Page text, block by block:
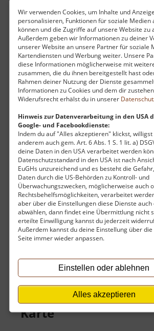
Wir verwenden Cookies, um Inhalte und
personalisieren, Funktionen für soziale Medien
können und die Zugriffe auf unsere Website zu
Außerdem geben wir Informationen zu deiner
unserer Website an unsere Partner für soziale
Kartendiensten und Werbung weiter. Unsere
diese Informationen möglicherweise mit
zusammen, die du ihnen bereitgestellt hast
Rahmen deiner Nutzung der Dienste
Informationen zu Cookies und dem dir
Widerufsrecht erhälst du in unserer
Hinweis zur Datenverarbeitung in den USA
Google- und Facebookdienste:
Indem du auf "Alles akzeptieren" klickst,
anderem auch gem. Art. 6 Abs. 1 S. 1 lit. a)
deine Daten in den USA verarbeitet werden
Datenschutzstandard in den USA ist nach
EuGHs unzureichend und es besteht die
Daten durch die US-Behörden zu Kontroll- und
Überwachungszwecken, möglicherweise auch
Rechtsbehelfsmöglichkeiten, verarbeitet
aber über die Einstellungen diese Dienste auch
abwählen, dann findet eine Übermittlung nicht
erteilte Einwilligung kannst du jederzeit
Außerdem kannst du deine Einstellung über
Seite immer wieder anpassen.
Einstellen oder ablehnen
Alles akzeptieren
Um dieses Projekt zu
hier Werbung
Einstellungen ändern
Eintritt
Der Eintritt ist kostenlos.
Keine Angaben vorhanden.
Karte